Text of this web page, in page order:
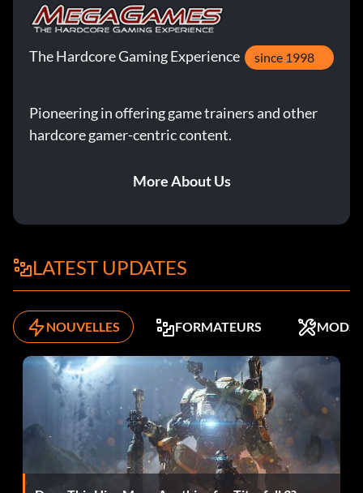
triche.
Débloquer Bronx FMV 2
Entrez le mot de passe STRIPTEASE dans le menu de
triche.
Débloquer Sheep Hill FMV 1
Entrez le mot de passe ONEDOLLAR dans le menu de
Débloquer Syracuse FMV 1
Entrez le mot de passe FUZZYKITTY dans le menu de
The Hardcore Gaming Experience since 1998
Pioneering in offering game trainers and other
hardcore gamer-centric content.
More About Us
LATEST UPDATES
NOUVELLES FORMATEURS MODS